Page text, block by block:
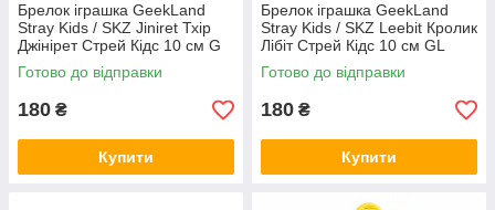
Брелок іграшка GeekLand
Stray Kids / SKZ Jiniret Тхір
Джінірет Стрей Кідс 10 см G
SKZ J08
Готово до відправки
180 ₴
Купити
Брелок іграшка GeekLand
Stray Kids / SKZ Leebit Кролик
Лібіт Стрей Кідс 10 см GL
SKZ L 06
Готово до відправки
180 ₴
Купити